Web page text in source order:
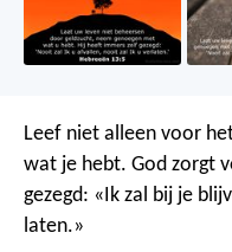
Leef niet alleen voor
wat je hebt. God zorgt
gezegd: «Ik zal bij je
laten.»